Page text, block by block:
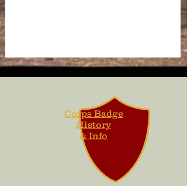
Corps Badge
History
& Info